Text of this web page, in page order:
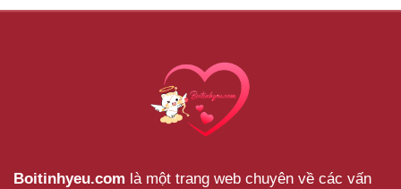
Boitinhyeu.com là một trang web chuyên về các vấn